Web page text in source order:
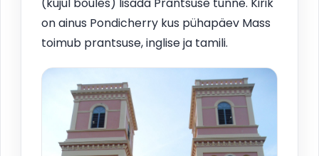
on ainus Pondicherry kus pühapäev Mass
toimub prantsuse, inglise ja tamili.